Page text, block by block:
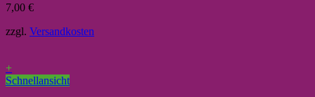
7,00 €
zzgl. Versandkosten
+
Schnellansicht